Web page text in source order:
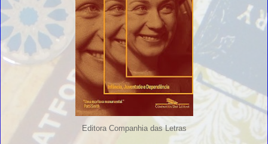
Editora Companhia das Letras